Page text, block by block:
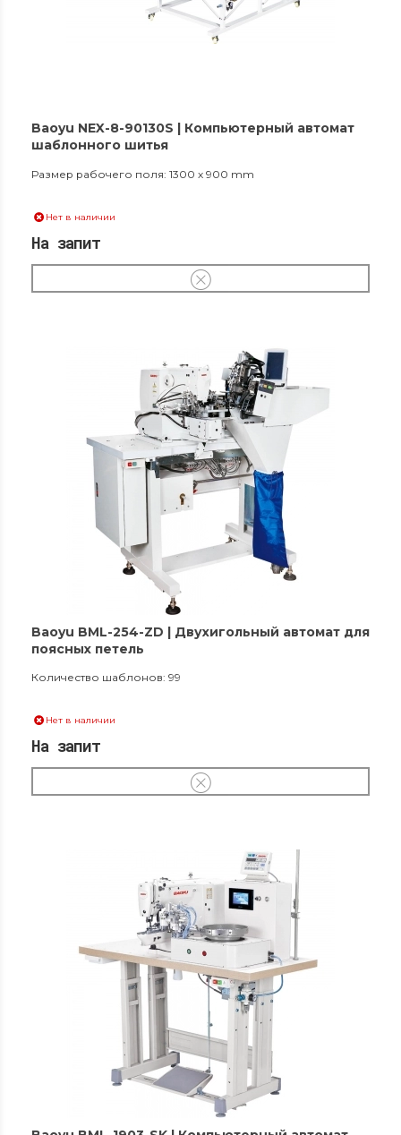
Baoyu NEX-8-90130S | Компьютерный автомат
шаблонного шитья
Размер рабочего поля: 1300 x 900 mm
Нет в наличии
На запит
Baoyu BML-254-ZD | Двухигольный автомат для
поясных петель
Количество шаблонов: 99
Нет в наличии
На запит